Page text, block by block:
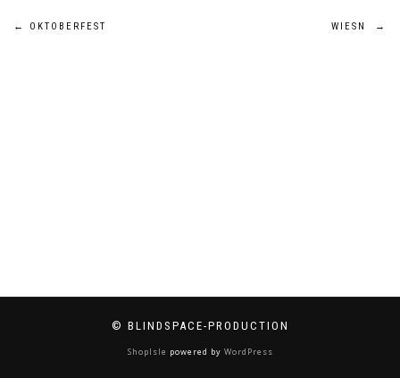
Beitragsnavigation
← OKTOBERFEST WIESN →
© BLINDSPACE-PRODUCTION
ShopIsle powered by WordPress